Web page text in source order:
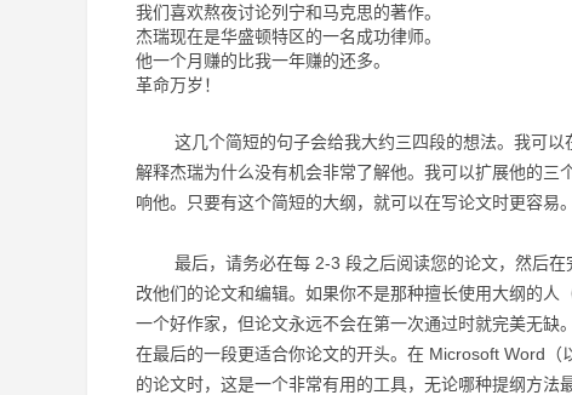
我们喜欢熬夜讨论列宁和马克思的著作。
杰瑞现在是华盛顿特区的一名成功律师。
他一个月赚的比我一年赚的还多。
革命万岁！
这几个简短的句子会给我大约三四段的想法。 我可以
解释杰瑞为什么没有机会非常了解他。 我可以扩展他的三
响他。
只要有这个简短的大纲，就可以在写论文时更容易。
最后，请务必在每 2-3 段之后阅读您的论文，然后在
改他们的论文和编辑。 如果你不是那种擅长使用大纲的人
一个好作家，但论文永远不会在第一次通过时就完美无缺。
在最后的一段更适合你论文的开头。 在 Microsoft Word（
的论文时，这是一个非常有用的工具， 无论哪种提纲方法